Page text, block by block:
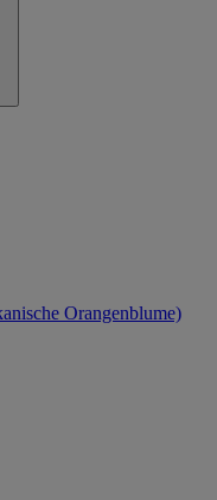
Orangenblume)